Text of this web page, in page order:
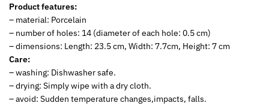
Product features:
– material: Porcelain
– number of holes: 14 (diameter of each hole: 0.5 cm)
– dimensions: Length: 23.5 cm, Width: 7.7cm, Height: 7 cm
Care:
– washing: Dishwasher safe.
– drying: Simply wipe with a dry cloth.
– avoid: Sudden temperature changes,impacts, falls.